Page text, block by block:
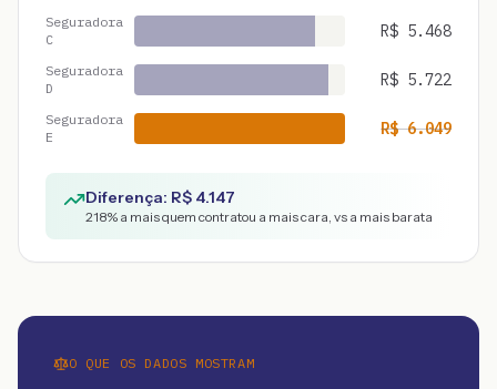
Seguradora
C
R$ 5.468
Seguradora
D
R$ 5.722
Seguradora
E
R$6.049
Diferença: R$ 4.147
218% a mais quem contratou a mais cara, vs a mais barata
O QUE OS DADOS MOSTRAM